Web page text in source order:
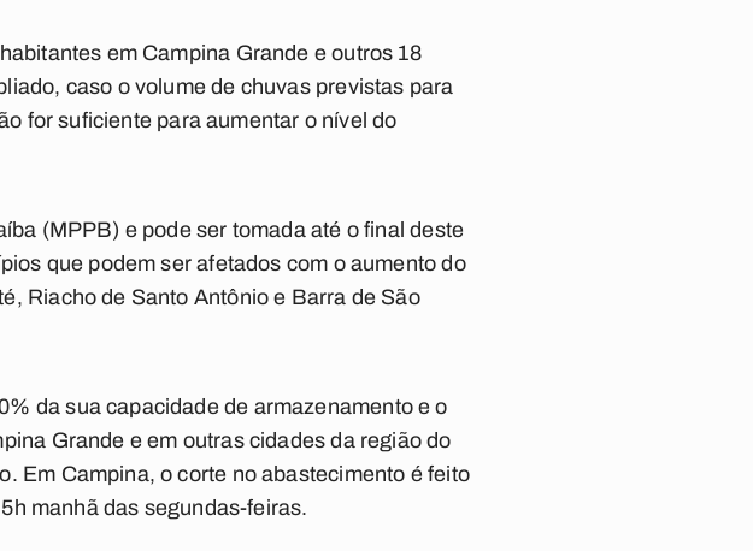
em Campina Grande e outros 18
caso o volume de chuvas previstas para
for suficiente para aumentar o nível do
(MPPB) e pode ser tomada até o final deste
que podem ser afetados com o aumento do
Riacho de Santo Antônio e Barra de São
da sua capacidade de armazenamento e o
Grande e em outras cidades da região do
Em Campina, o corte no abastecimento é feito
manhã das segundas-feiras.